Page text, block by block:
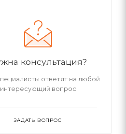
консультация?
ответят на любой
интересующий вопрос
ЗАДАТЬ ВОПРОС